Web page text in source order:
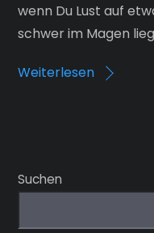
wenn Du Lust auf
schwer im Magen
Weiterlesen
Suchen